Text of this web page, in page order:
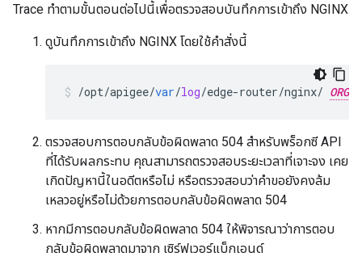
Trace ทำตามขั้นตอนต่อไปนี้เพื่อตรวจสอบบันทึกการเข้าถึง NGINX
ดูบันทึกการเข้าถึง NGINX โดยใช้คำสั่งนี้
/opt/apigee/var/log/edge-router/nginx/ ORG
ตรวจสอบการตอบกลับข้อผิดพลาด 504 สำหรับพร็อกซี API
ที่ได้รับผลกระทบ คุณสามารถตรวจสอบระยะเวลาที่เจาะจง เคย
เกิดปัญหานี้ในอดีตหรือไม่ หรือตรวจสอบว่าคำขอยังคงล้ม
เหลวอยู่หรือไม่ด้วยการตอบกลับข้อผิดพลาด 504
หากมีการตอบกลับข้อผิดพลาด 504 ให้พิจารณาว่าการตอบ
กลับข้อผิดพลาดมาจาก เซิร์ฟเวอร์แบ็กเอนด์